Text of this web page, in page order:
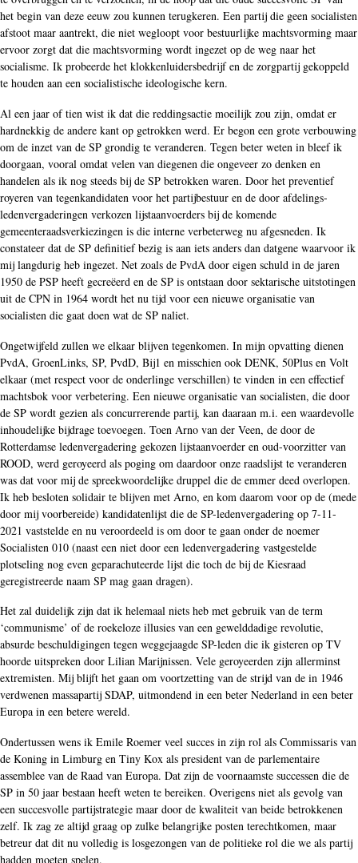
het begin van deze eeuw zou kunnen terugkeren. Een partij die geen socialisten
afstoot maar aantrekt, die niet wegloopt voor bestuurlijke machtsvorming maar
ervoor zorgt dat die machtsvorming wordt ingezet op de weg naar het
socialisme. Ik probeerde het klokkenluidersbedrijf en de zorgpartij gekoppeld
te houden aan een socialistische ideologische kern.
Al een jaar of tien wist ik dat die reddingsactie moeilijk zou zijn, omdat er
hardnekkig de andere kant op getrokken werd. Er begon een grote verbouwing
om de inzet van de SP grondig te veranderen. Tegen beter weten in bleef ik
doorgaan, vooral omdat velen van diegenen die ongeveer zo denken en
handelen als ik nog steeds bij de SP betrokken waren. Door het preventief
royeren van tegenkandidaten voor het partijbestuur en de door afdelings-
ledenvergaderingen verkozen lijstaanvoerders bij de komende
gemeenteraadsverkiezingen is die interne verbeterweg nu afgesneden. Ik
constateer dat de SP definitief bezig is aan iets anders dan datgene waarvoor ik
mij langdurig heb ingezet. Net zoals de PvdA door eigen schuld in de jaren
1950 de PSP heeft gecreëerd en de SP is ontstaan door sektarische uitstotingen
uit de CPN in 1964 wordt het nu tijd voor een nieuwe organisatie van
socialisten die gaat doen wat de SP naliet.
Ongetwijfeld zullen we elkaar blijven tegenkomen. In mijn opvatting dienen
PvdA, GroenLinks, SP, PvdD, Bij1 en misschien ook DENK, 50Plus en Volt
elkaar (met respect voor de onderlinge verschillen) te vinden in een effectief
machtsbok voor verbetering. Een nieuwe organisatie van socialisten, die door
de SP wordt gezien als concurrerende partij, kan daaraan m.i. een waardevolle
inhoudelijke bijdrage toevoegen. Toen Arno van der Veen, de door de
Rotterdamse ledenvergadering gekozen lijstaanvoerder en oud-voorzitter van
ROOD, werd geroyeerd als poging om daardoor onze raadslijst te veranderen
was dat voor mij de spreekwoordelijke druppel die de emmer deed overlopen.
Ik heb besloten solidair te blijven met Arno, en kom daarom voor op de (mede
door mij voorbereide) kandidatenlijst die de SP-ledenvergadering op 7-11-
2021 vaststelde en nu veroordeeld is om door te gaan onder de noemer
Socialisten 010 (naast een niet door een ledenvergadering vastgestelde
plotseling nog even geparachuteerde lijst die toch de bij de Kiesraad
geregistreerde naam SP mag gaan dragen).
Het zal duidelijk zijn dat ik helemaal niets heb met gebruik van de term
‘communisme’ of de roekeloze illusies van een gewelddadige revolutie,
absurde beschuldigingen tegen weggejaagde SP-leden die ik gisteren op TV
hoorde uitspreken door Lilian Marijnissen. Vele geroyeerden zijn allerminst
extremisten. Mij blijft het gaan om voortzetting van de strijd van de in 1946
verdwenen massapartij SDAP, uitmondend in een beter Nederland in een beter
Europa in een betere wereld.
Ondertussen wens ik Emile Roemer veel succes in zijn rol als Commissaris van
de Koning in Limburg en Tiny Kox als president van de parlementaire
assemblee van de Raad van Europa. Dat zijn de voornaamste successen die de
SP in 50 jaar bestaan heeft weten te bereiken. Overigens niet als gevolg van
een succesvolle partijstrategie maar door de kwaliteit van beide betrokkenen
zelf. Ik zag ze altijd graag op zulke belangrijke posten terechtkomen, maar
betreur dat dit nu volledig is losgezongen van de politieke rol die we als partij
hadden moeten spelen.